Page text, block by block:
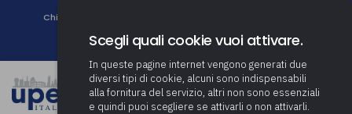
Chi siamo
Newsletter
Scegli quali cookie vuoi attivare.
In queste pagine internet vengono generati due
diversi tipi di cookie, alcuni sono indispensabili
alla fornitura del servizio, altri non sono essenziali
e quindi puoi scegliere se attivarli o non attivarli.